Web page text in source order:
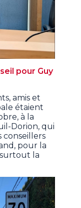
pour Guy
amis et
étaient
à la
Dorion, qui
conseillers
pour la
surtout la